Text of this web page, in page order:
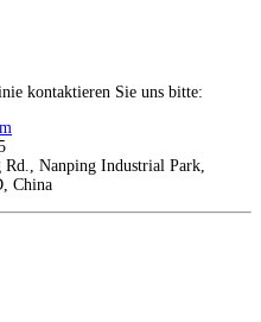
kontaktieren Sie uns bitte:
Rd., Nanping Industrial Park,
China